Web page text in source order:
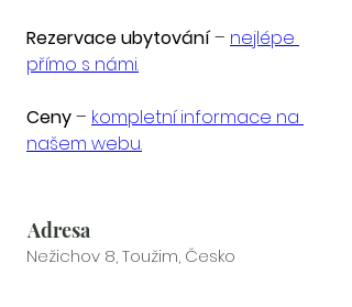
Rezervace ubytování – nejlépe
přímo s námi.
Ceny – kompletní informace na
našem webu.
Adresa
Nežichov 8, Toužim, Česko